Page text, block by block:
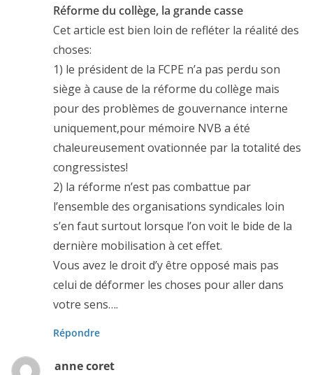
Réforme du collège, la grande casse
Cet article est bien loin de refléter la réalité des
choses:
1) le président de la FCPE n’a pas perdu son
siège à cause de la réforme du collège mais
pour des problèmes de gouvernance interne
uniquement,pour mémoire NVB a été
chaleureusement ovationnée par la totalité des
congressistes!
2) la réforme n’est pas combattue par
l’ensemble des organisations syndicales loin
s’en faut surtout lorsque l’on voit le bide de la
dernière mobilisation à cet effet.
Vous avez le droit d’y être opposé mais pas
celui de déformer les choses pour aller dans
votre sens….
Répondre
anne coret